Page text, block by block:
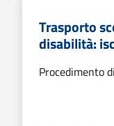
Trasporto
disabilità:
Procedimento